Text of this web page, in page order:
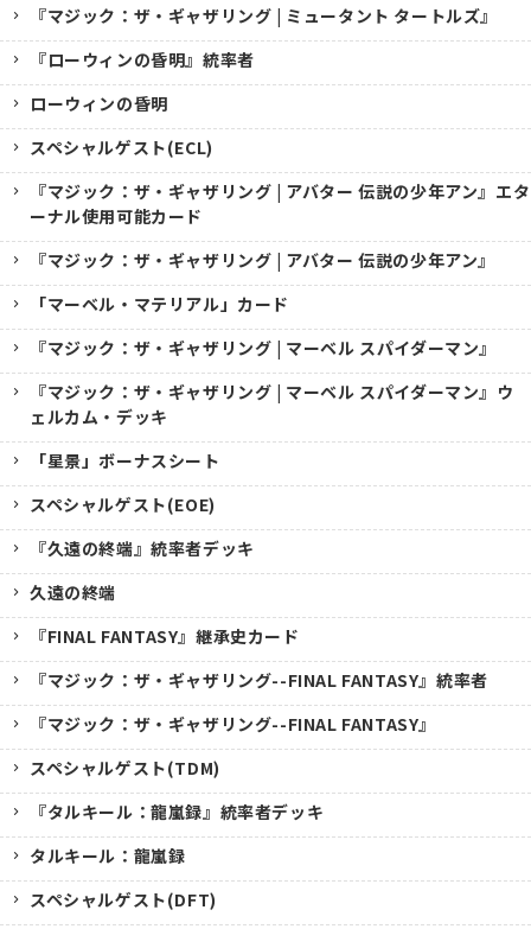
『マジック：ザ・ギャザリング | ミュータント タートルズ』
『ローウィンの昏明』統率者
ローウィンの昏明
スペシャルゲスト(ECL)
『マジック：ザ・ギャザリング | アバター 伝説の少年アン』エタ
ーナル使用可能カード
『マジック：ザ・ギャザリング | アバター 伝説の少年アン』
「マーベル・マテリアル」カード
『マジック：ザ・ギャザリング | マーベル スパイダーマン』
『マジック：ザ・ギャザリング | マーベル スパイダーマン』ウ
ェルカム・デッキ
「星景」ボーナスシート
スペシャルゲスト(EOE)
『久遠の終端』統率者デッキ
久遠の終端
『FINAL FANTASY』継承史カード
『マジック：ザ・ギャザリング--FINAL FANTASY』統率者
『マジック：ザ・ギャザリング--FINAL FANTASY』
スペシャルゲスト(TDM)
『タルキール：龍嵐録』統率者デッキ
タルキール：龍嵐録
スペシャルゲスト(DFT)